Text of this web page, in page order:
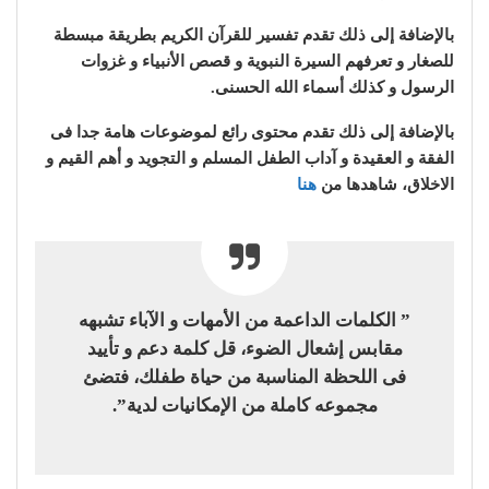
بالإضافة إلى ذلك تقدم تفسير للقرآن الكريم بطريقة مبسطة
للصغار و تعرفهم السيرة النبوية و قصص الأنبياء و غزوات
الرسول و كذلك أسماء الله الحسنى.
بالإضافة إلى ذلك تقدم محتوى رائع لموضوعات هامة جدا فى
الفقة و العقيدة و آداب الطفل المسلم و التجويد و أهم القيم و
الاخلاق، شاهدها من هنا
” الكلمات الداعمة من الأمهات و الآباء تشبهه
مقابس إشعال الضوء، قل كلمة دعم و تأييد
فى اللحظة المناسبة من حياة طفلك، فتضئ
مجموعه كاملة من الإمكانيات لدية”.